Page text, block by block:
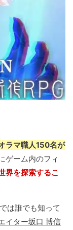
ラマ職人150名が
ゲーム内のフィ
界を探索するこ
は誰でも知って
イター坂口 博信